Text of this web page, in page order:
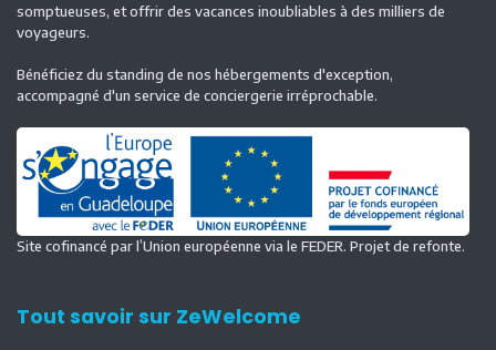
somptueuses, et offrir des vacances inoubliables à des milliers de
voyageurs.
Bénéficiez du standing de nos hébergements d'exception,
accompagné d'un service de conciergerie irréprochable.
Site cofinancé par l’Union européenne via le FEDER. Projet de refonte.
Tout savoir sur ZeWelcome